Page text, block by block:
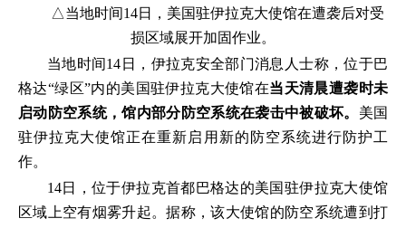
△当地时间14日，美国驻伊拉克大使馆在遭袭后对受
损区域展开加固作业。
当地时间14日，伊拉克安全部门消息人士称，位于巴
格达“绿区”内的美国驻伊拉克大使馆在当天清晨遭袭时未
启动防空系统，馆内部分防空系统在袭击中被破坏。 美国
驻伊拉克大使馆正在重新启用新的防空系统进行防护工
作。
14日，位于伊拉克首都巴格达的美国驻伊拉克大使馆
区域上空有烟雾升起。据称，该大使馆的防空系统遭到打